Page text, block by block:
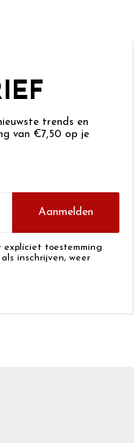
trends en
van €7,50 op je
Aanmelden
expliciet toestemming
inschrijven, weer